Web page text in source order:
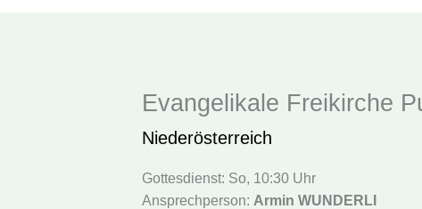
Evangelikale Freikirche
Niederösterreich
Gottesdienst: So, 10:30 Uhr
Ansprechperson: Armin WUNDERLI